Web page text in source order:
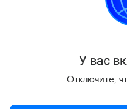
У вас
Отключите,